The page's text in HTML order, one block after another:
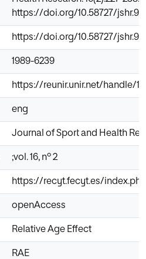
https://doi.org/10.58727/
https://doi.org/10.58727/
1989-6239
https://reunir.unir.net/handle/
eng
Journal of Sport and Health
;vol. 16, nº 2
https://recyt.fecyt.es/
openAccess
Relative Age Effect
RAE